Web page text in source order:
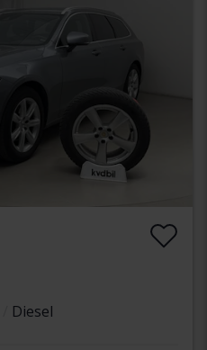
Diesel